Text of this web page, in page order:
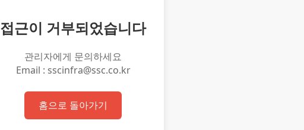
접근이 거부되었습니다
관리자에게 문의하세요
Email : sscinfra@ssc.co.kr
홈으로 돌아가기